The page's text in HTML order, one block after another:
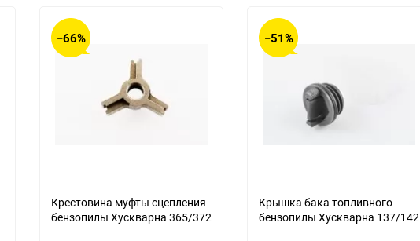
−66%
Крестовина муфты сцепления
бензопилы Хускварна 365/372
−51%
Крышка бака топливного
бензопилы Хускварна 137/142